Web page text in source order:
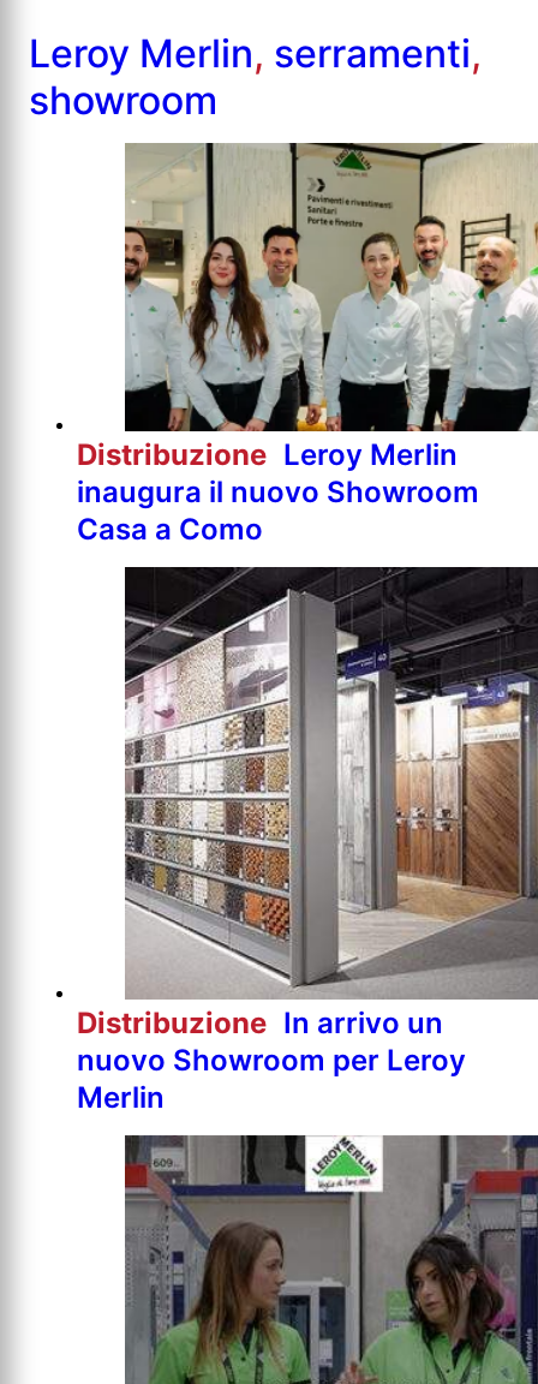
Leroy Merlin, serramenti,
showroom
Distribuzione Leroy Merlin
inaugura il nuovo Showroom
Casa a Como
Distribuzione In arrivo un
nuovo Showroom per Leroy
Merlin